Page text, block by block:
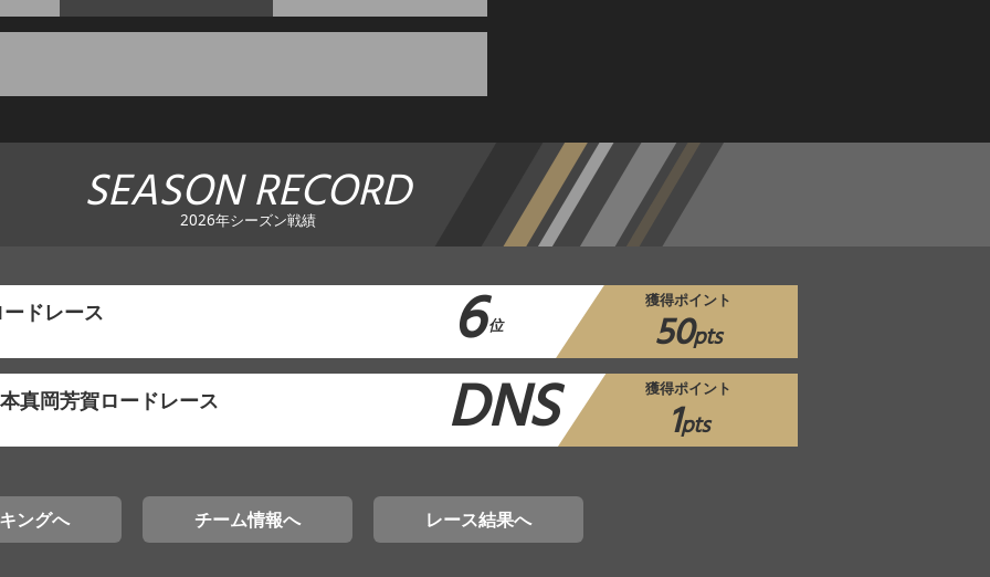
SEASON RECORD
2026年シーズン戦績
ドレース 6位
獲得ポイント
50pts
真岡芳賀ロードレース DNS 獲得ポイント
1pts
ングへ チーム情報へ レース結果へ